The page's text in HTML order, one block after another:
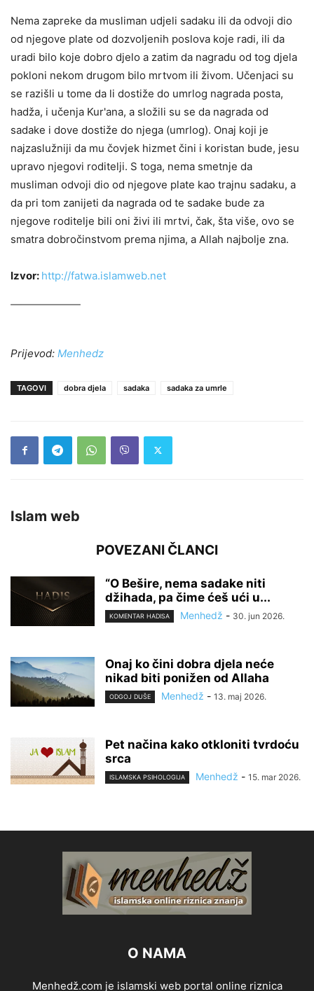
Nema zapreke da musliman udjeli sadaku ili da odvoji dio
od njegove plate od dozvoljenih poslova koje radi, ili da
uradi bilo koje dobro djelo a zatim da nagradu od tog djela
pokloni nekom drugom bilo mrtvom ili živom. Učenjaci su
se razišli u tome da li dostiže do umrlog nagrada posta,
hadža, i učenja Kur'ana, a složili su se da nagrada od
sadake i dove dostiže do njega (umrlog). Onaj koji je
najzaslužniji da mu čovjek hizmet čini i koristan bude, jesu
upravo njegovi roditelji. S toga, nema smetnje da
musliman odvoji dio od njegove plate kao trajnu sadaku, a
da pri tom zanijeti da nagrada od te sadake bude za
njegove roditelje bili oni živi ili mrtvi, čak, šta više, ovo se
smatra dobročinstvom prema njima, a Allah najbolje zna.
Izvor: http://fatwa.islamweb.net
Prijevod: Menhedz
TAGOVI dobra djela sadaka sadaka za umrle
Islam web
POVEZANI ČLANCI
“O Bešire, nema sadake niti
džihada, pa čime ćeš ući u...
KOMENTAR HADISA Menhedž - 30. jun 2026.
Onaj ko čini dobra djela neće
nikad biti ponižen od Allaha
ODGOJ DUŠE Menhedž - 13. maj 2026.
Pet načina kako otkloniti tvrdoću
srca
ISLAMSKA PSIHOLOGIJA Menhedž - 15. mar 2026.
O NAMA
Menhedž.com je islamski web portal online riznica